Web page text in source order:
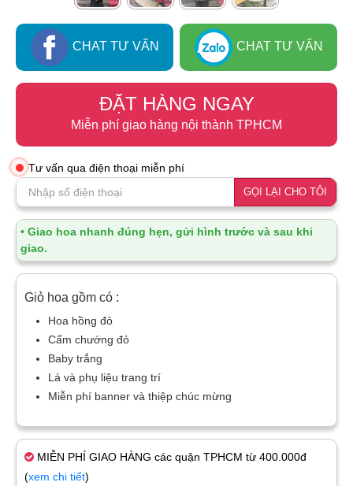
CHAT TƯ VẤN CHAT TƯ VẤN
ĐẶT HÀNG NGAY
Miễn phí giao hàng nội thành TPHCM
Tư vấn qua điện thoại miễn phí
GỌI LẠI CHO TÔI
• Giao hoa nhanh đúng hẹn, gửi hình trước và sau khi
giao.
Giỏ hoa gồm có :
Hoa hồng đỏ
Cẩm chướng đỏ
Baby trắng
Lá và phụ liệu trang trí
Miễn phí banner và thiệp chúc mừng
MIỄN PHÍ GIAO HÀNG các quận TPHCM từ 400.000đ
(xem chi tiết)